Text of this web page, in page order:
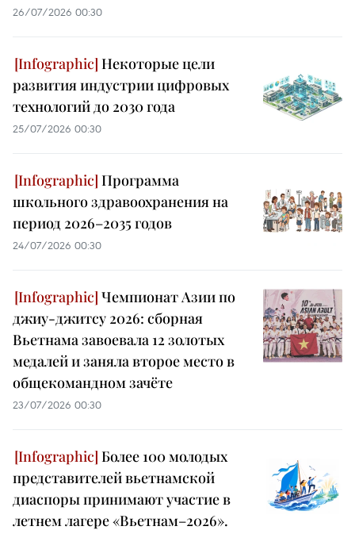
26/07/2026 00:30
Некоторые цели
развития индустрии цифровых
технологий до 2030 года
25/07/2026 00:30
Программа
школьного здравоохранения на
период 2026–2035 годов
24/07/2026 00:30
Чемпионат Азии по
джиу-джитсу 2026: сборная
Вьетнама завоевала 12 золотых
медалей и заняла второе место в
общекомандном зачёте
23/07/2026 00:30
Более 100 молодых
представителей вьетнамской
диаспоры принимают участие в
летнем лагере «Вьетнам–2026».